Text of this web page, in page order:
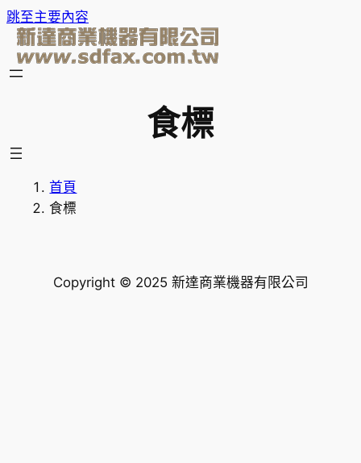
跳至主要內容
食標
首頁
食標
Copyright © 2025 新達商業機器有限公司